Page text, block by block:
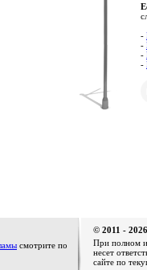
-
-
-
-
смотрите по
© 2011 - 2026
При полном
несет
сайте по